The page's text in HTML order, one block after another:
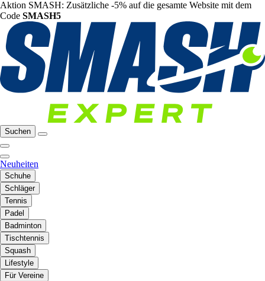
Aktion SMASH: Zusätzliche -5% auf die gesamte Website mit dem
Code SMASH5
Suchen
Neuheiten
Schuhe
Schläger
Tennis
Padel
Badminton
Tischtennis
Squash
Lifestyle
Für Vereine